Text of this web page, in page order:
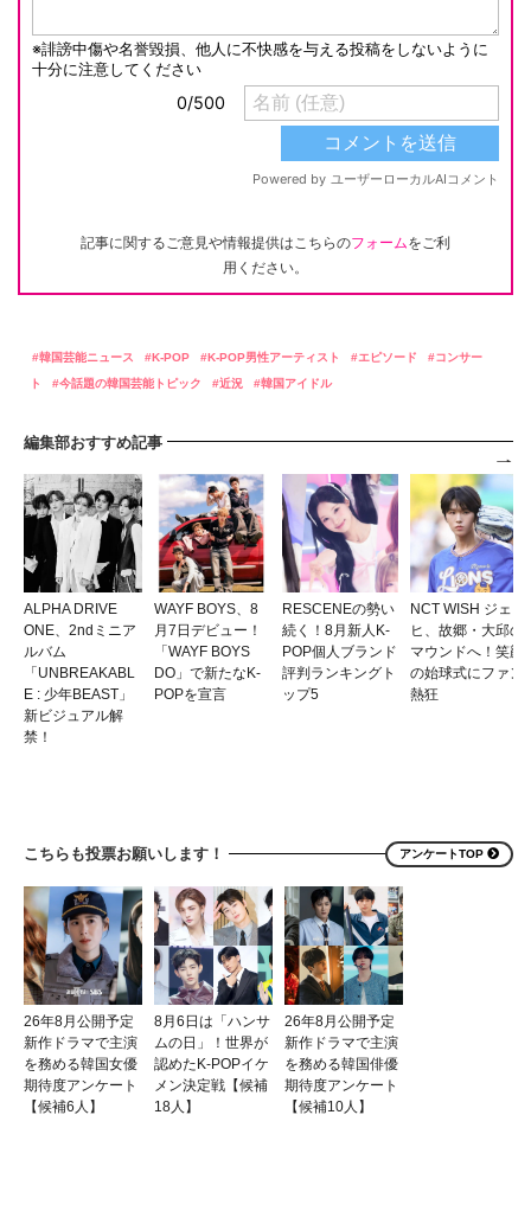
記事に関するご意見や情報提供はこちらのフォームをご利
用ください。
韓国芸能ニュース K-POP K-POP男性アーティスト エピソード
コンサー
ト
今話題の韓国芸能トピック 近況 韓国アイドル
編集部おすすめ記事
ALPHA DRIVE
ONE、2ndミニア
ルバム
「UNBREAKABL
E : 少年BEAST」
新ビジュアル解
禁！
WAYF BOYS、8
月7日デビュー！
「WAYF BOYS
DO」で新たなK-
POPを宣言
RESCENEの勢い
続く！8月新人K-
POP個人ブランド
評判ランキングト
ップ5
NCT WISH ジェ
ヒ、故郷・大邱の
マウンドへ！笑顔
の始球式にファン
熱狂
こちらも投票お願いします！ アンケートTOP
26年8月公開予定
新作ドラマで主演
を務める韓国女優
期待度アンケート
【候補6人】
8月6日は「ハンサ
ムの日」！世界が
認めたK-POPイケ
メン決定戦【候補
18人】
26年8月公開予定
新作ドラマで主演
を務める韓国俳優
期待度アンケート
【候補10人】